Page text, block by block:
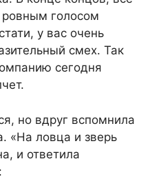
голосом
у вас очень
смех. Так
сегодня
но вдруг вспомнила
«На ловца и зверь
и ответила